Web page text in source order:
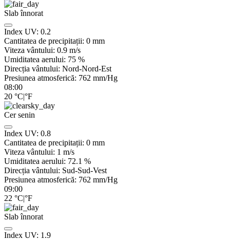
Slab înnorat
Index UV: 0.2
Cantitatea de precipitații: 0 mm
Viteza vântului: 0.9 m/s
Umiditatea aerului: 75 %
Direcția vântului: Nord-Nord-Est
Presiunea atmosferică: 762 mm/Hg
08:00
20 °C|°F
Cer senin
Index UV: 0.8
Cantitatea de precipitații: 0 mm
Viteza vântului: 1 m/s
Umiditatea aerului: 72.1 %
Direcția vântului: Sud-Sud-Vest
Presiunea atmosferică: 762 mm/Hg
09:00
22 °C|°F
Slab înnorat
Index UV: 1.9